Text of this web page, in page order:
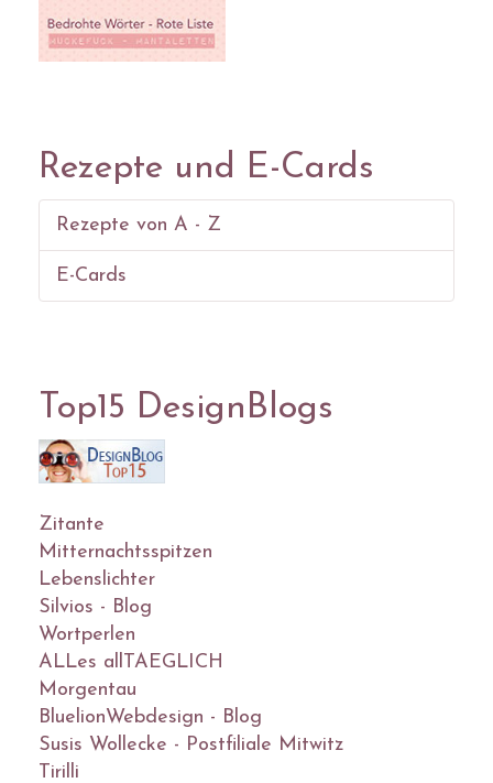
Rezepte und E-Cards
Rezepte von A - Z
E-Cards
Top15 DesignBlogs
Zitante
Mitternachtsspitzen
Lebenslichter
Silvios - Blog
Wortperlen
ALLes allTAEGLICH
Morgentau
BluelionWebdesign - Blog
Susis Wollecke - Postfiliale Mitwitz
Tirilli